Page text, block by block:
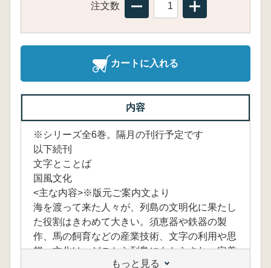
注文数
カートに入れる
内容
※シリーズ全6巻。隔月の刊行予定です
以下続刊
文字とことば
国風文化
<主な内容>※版元ご案内文より
海を渡って来た人々が、列島の文明化に果たし
た役割はきわめて大きい。須恵器や鉄器の製
作、馬の飼育などの産業技術、文字の利用や思
想・文化は、どこから列島にもたらされ、定着
していったのか。その具体的な姿を考古学研究
もっと見る